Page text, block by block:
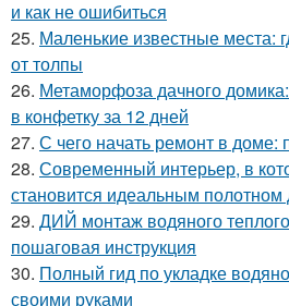
и как не ошибиться
25. Маленькие известные места:
от толпы
26. Метаморфоза дачного
в конфетку за 12 дней
27. С чего начать ремонт в доме:
28. Современный интерьер, в
становится идеальным полотном
29. ДИЙ монтаж водяного
пошаговая инструкция
30. Полный гид по укладке
своими руками